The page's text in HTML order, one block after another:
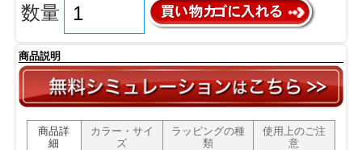
数量
商品説明
商品詳
細
カラー・サイ
ズ
ラッピングの種
類
使用上のご注
意